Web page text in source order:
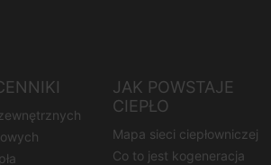
JAK POWSTAJE
CIEPŁO
Mapa sieci ciepłowniczej
Co to jest kogeneracja